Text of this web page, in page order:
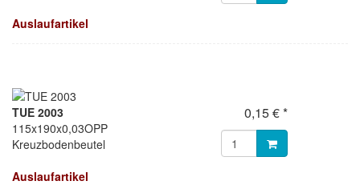
Auslaufartikel
TUE 2003
115x190x0,03OPP
Kreuzbodenbeutel
Auslaufartikel
0,15 € *